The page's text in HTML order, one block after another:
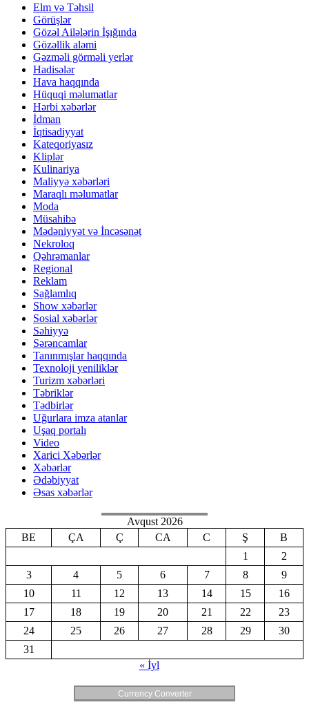
Elm və Təhsil
Görüşlər
Gözəl Ailələrin İşığında
Gözəllik aləmi
Gəzməli görməli yerlər
Hadisələr
Hava haqqında
Hüquqi məlumatlar
Hərbi xəbərlər
İdman
İqtisadiyyat
Kateqoriyasız
Kliplər
Kulinariya
Maliyyə xəbərləri
Maraqlı məlumatlar
Moda
Müsahibə
Mədəniyyət və İncəsənət
Nekroloq
Qəhrəmanlar
Regional
Reklam
Sağlamlıq
Show xəbərlər
Sosial xəbərlər
Səhiyyə
Sərəncamlar
Tanınmışlar haqqında
Texnoloji yeniliklər
Turizm xəbərləri
Təbriklər
Tədbirlər
Uğurlara imza atanlar
Uşaq portalı
Video
Xarici Xəbərlər
Xəbərlər
Ədəbiyyat
Əsas xəbərlər
Avqust 2026
BE
ÇA Ç CA C Ş
B
1
2
3
4 5 6 7 8
9
10
11 12 13 14 15
16
17
18 19 20 21 22
23
24
25 26 27 28 29
30
31
« İyl
Currency Converter